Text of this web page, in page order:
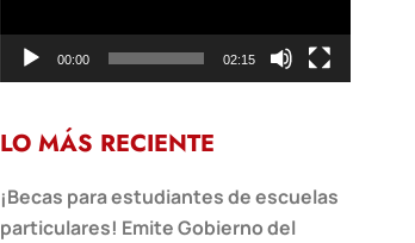
00:00 02:15
LO MÁS RECIENTE
¡Becas para estudiantes de escuelas
particulares! Emite Gobierno del